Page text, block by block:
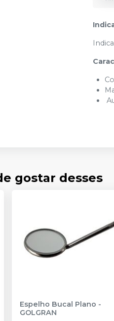
gostar desses
Espelho Bucal Plano -
GOLGRAN